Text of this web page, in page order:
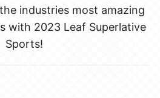
industries most amazing
with 2023 Leaf Superlative
Sports!